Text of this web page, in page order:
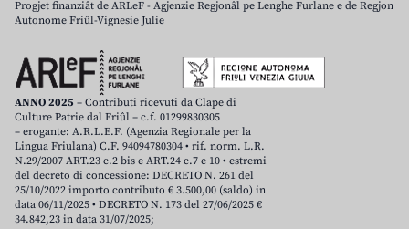
Progjet finanziât de ARLeF - Agjenzie Regjonâl pe Lenghe Furlane e de Regjon
Autonome Friûl-Vignesie Julie
ANNO 2025 – Contributi ricevuti da Clape di
Culture Patrie dal Friûl – c.f. 01299830305
– erogante: A.R.L.E.F. (Agenzia Regionale per la
Lingua Friulana) C.F. 94094780304 • rif. norm. L.R.
N.29/2007 ART.23 c.2 bis e ART.24 c.7 e 10 • estremi
del decreto di concessione: DECRETO N. 261 del
25/10/2022 importo contributo € 3.500,00 (saldo) in
data 06/11/2025 • DECRETO N. 173 del 27/06/2025 €
34.842,23 in data 31/07/2025;